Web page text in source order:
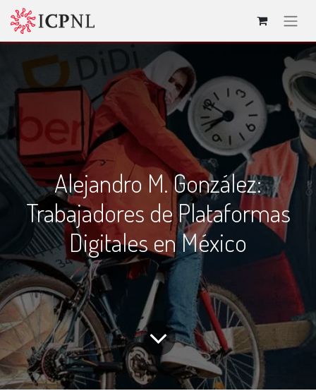
Alejandro M. González:
Trabajadores de Plataformas
Digitales en México